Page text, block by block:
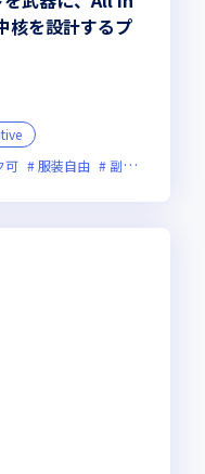
を設計するプ
可 服装自由 副業可